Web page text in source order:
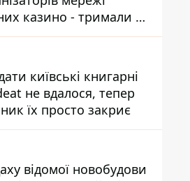
казино - тримали 39
київські книгарні
не вдалося, тепер
їх просто закриє
відомої новобудови